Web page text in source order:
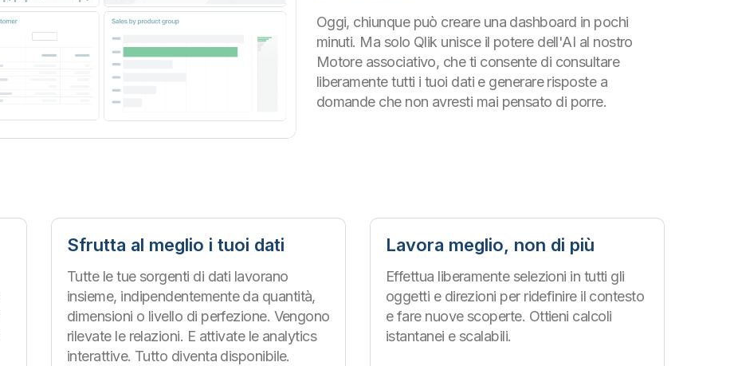
Oggi, chiunque può creare una dashboard in pochi
minuti. Ma solo Qlik unisce il potere dell'AI al nostro
Motore associativo, che ti consente di consultare
liberamente tutti i tuoi dati e generare risposte a
domande che non avresti mai pensato di porre.
Sfrutta al meglio i tuoi dati
Tutte le tue sorgenti di dati lavorano
insieme, indipendentemente da quantità,
dimensioni o livello di perfezione. Vengono
rilevate le relazioni. E attivate le analytics
interattive. Tutto diventa disponibile.
Lavora meglio, non di più
Effettua liberamente selezioni in tutti gli
oggetti e direzioni per ridefinire il contesto
e fare nuove scoperte. Ottieni calcoli
istantanei e scalabili.